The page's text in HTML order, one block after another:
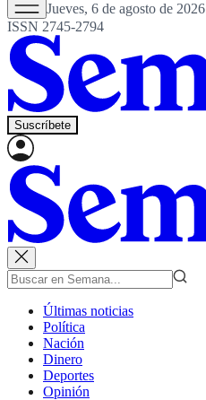
Jueves, 6 de agosto de 2026
ISSN 2745-2794
Suscríbete
Últimas noticias
Política
Nación
Dinero
Deportes
Opinión